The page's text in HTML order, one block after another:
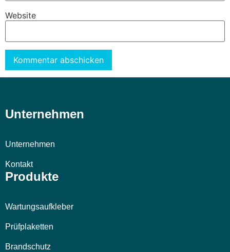
Website
Unternehmen
Unternehmen
Kontakt
Produkte
Wartungsaufkleber
Prüfplaketten
Brandschutz